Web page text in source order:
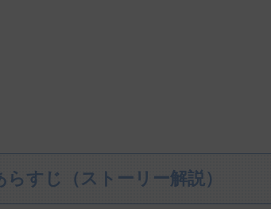
すじ（ストーリー解説）